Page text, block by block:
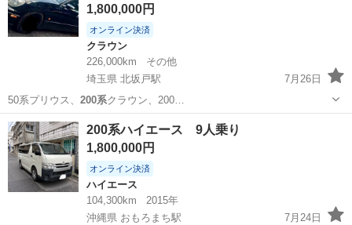
1,800,000円
オンライン決済
クラウン
226,000km
その他
埼玉県 北坂戸駅
7月26日
50系プリウス、 200系クラウン、200…
埼玉 坂戸市 北坂戸駅
200系ハイエース 9人乗り
1,800,000円
オンライン決済
ハイエース
104,300km
2015年
沖縄県 おもろまち駅
7月24日